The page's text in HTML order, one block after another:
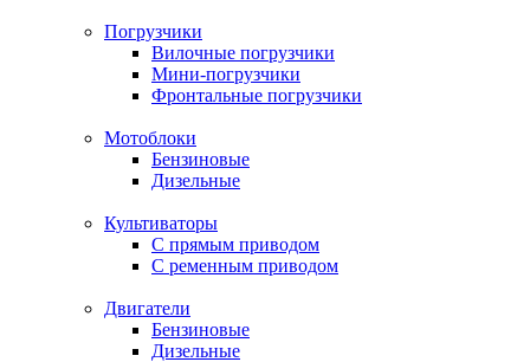
Погрузчики
Вилочные погрузчики
Мини-погрузчики
Фронтальные погрузчики
Мотоблоки
Бензиновые
Дизельные
Культиваторы
С прямым приводом
С ременным приводом
Двигатели
Бензиновые
Дизельные